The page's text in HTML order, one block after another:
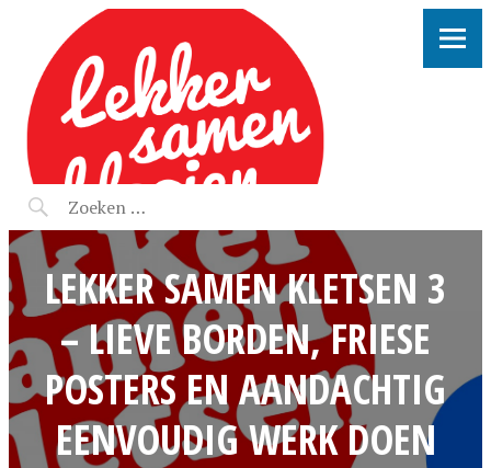
LEKKER SAMEN KLOOIEN
LEKKER SAMEN KLETSEN 3
– LIEVE BORDEN, FRIESE
POSTERS EN AANDACHTIG
EENVOUDIG WERK DOEN